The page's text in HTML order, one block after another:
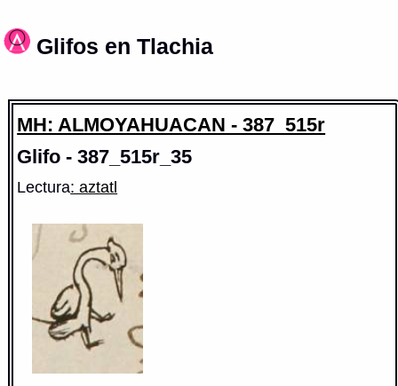
Glifos en Tlachia
MH: ALMOYAHUACAN - 387_515r
Glifo - 387_515r_35
Lectura: aztatl